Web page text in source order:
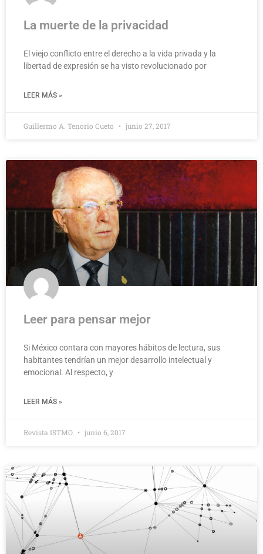
La muerte de la privacidad
El viejo conflicto entre el derecho a la vida privada y la
libertad de expresión se ha visto revolucionado por
LEER MÁS »
Guillermo A. Tenorio Cueto junio 27, 2017
Leer para pensar mejor
Si México contara con mayores hábitos de lectura, sus
habitantes tendrían un mejor desarrollo intelectual y
emocional. Al respecto, y
LEER MÁS »
Revista ISTMO junio 6, 2017